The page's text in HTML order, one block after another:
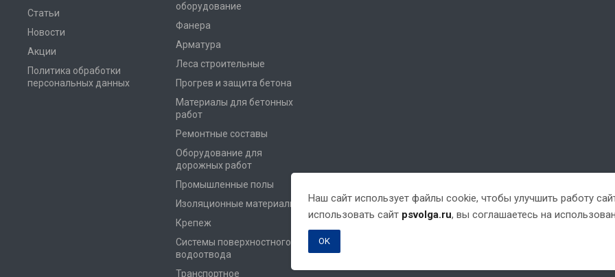
Статьи
Новости
Акции
Политика обработки
персональных данных
оборудование
Фанера
Арматура
Леса строительные
Прогрев и защита бетона
Материалы для бетонных
работ
Ремонтные составы
Оборудование для
дорожных работ
Промышленные полы
Изоляционные материалы
Крепеж
Системы поверхностного
водоотвода
Транспортное
Наш сайт использует файлы cookie, чтобы улучшить работу
использовать сайт psvolga.ru, вы соглашаетесь на
OK